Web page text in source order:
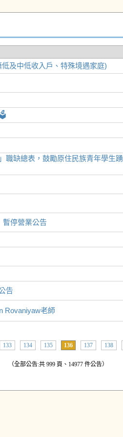
及中低收入戶、特殊境遇家庭)
🗳️
職缺總表，鼓勵原住民族青年學生踴
暫停營業公告
告
Rovaniyaw老師
133 134 135 136 137 138
（全部公告:共 999 頁、14977 件公告）